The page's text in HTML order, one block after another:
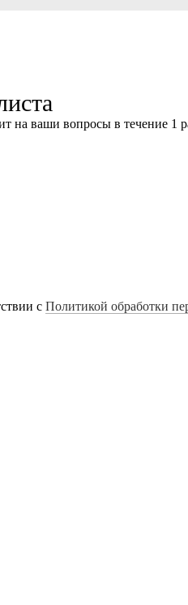
на ваши вопросы в течение 1
с Политикой обработки